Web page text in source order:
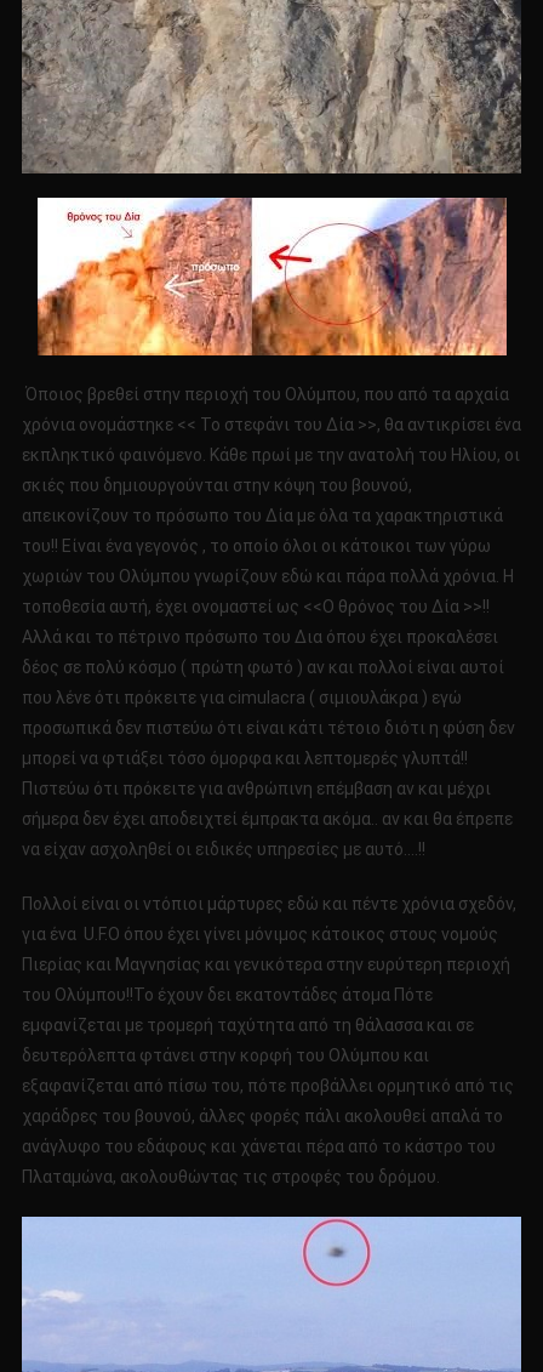
Όποιος βρεθεί στην περιοχή του Ολύμπου, που από τα αρχαία
χρόνια ονομάστηκε << Το στεφάνι του Δία >>, θα αντικρίσει ένα
εκπληκτικό φαινόμενο. Κάθε πρωί με την ανατολή του Ηλίου, οι
σκιές που δημιουργούνται στην κόψη του βουνού,
απεικονίζουν το πρόσωπο του Δία με όλα τα χαρακτηριστικά
του!! Είναι ένα γεγονός , το οποίο όλοι οι κάτοικοι των γύρω
χωριών του Ολύμπου γνωρίζουν εδώ και πάρα πολλά χρόνια. Η
τοποθεσία αυτή, έχει ονομαστεί ως <<Ο θρόνος του Δία >>!!
Αλλά και το πέτρινο πρόσωπο του Δια όπου έχει προκαλέσει
δέος σε πολύ κόσμο ( πρώτη φωτό ) αν και πολλοί είναι αυτοί
που λένε ότι πρόκειτε για cimulacra ( σιμιουλάκρα ) εγώ
προσωπικά δεν πιστεύω ότι είναι κάτι τέτοιο διότι η φύση δεν
μπορεί να φτιάξει τόσο όμορφα και λεπτομερές γλυπτά!!
Πιστεύω ότι πρόκειτε για ανθρώπινη επέμβαση αν και μέχρι
σήμερα δεν έχει αποδειχτεί έμπρακτα ακόμα.. αν και θα έπρεπε
να είχαν ασχοληθεί οι ειδικές υπηρεσίες με αυτό….!!
Πολλοί είναι οι ντόπιοι μάρτυρες εδώ και πέντε χρόνια σχεδόν,
για ένα U.F.Ο όπου έχει γίνει μόνιμος κάτοικος στους νομούς
Πιερίας και Μαγνησίας και γενικότερα στην ευρύτερη περιοχή
του Ολύμπου!!Το έχουν δει εκατοντάδες άτομα Πότε
εμφανίζεται με τρομερή ταχύτητα από τη θάλασσα και σε
δευτερόλεπτα φτάνει στην κορφή του Ολύμπου και
εξαφανίζεται από πίσω του, πότε προβάλλει ορμητικό από τις
χαράδρες του βουνού, άλλες φορές πάλι ακολουθεί απαλά το
ανάγλυφο του εδάφους και χάνεται πέρα από το κάστρο του
Πλαταμώνα, ακολουθώντας τις στροφές του δρόμου.